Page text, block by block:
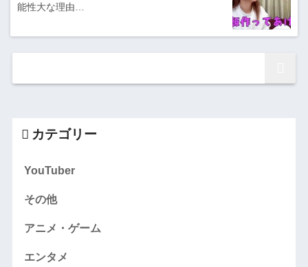
能性大な理由…
カテゴリー
YouTuber
その他
アニメ・ゲーム
エンタメ